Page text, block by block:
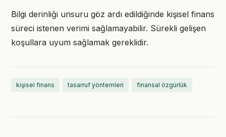
Bilgi derinliği unsuru göz ardı edildiğinde kişisel finans
süreci istenen verimi sağlamayabilir. Sürekli gelişen
koşullara uyum sağlamak gereklidir.
kişisel finans tasarruf yöntemleri finansal özgürlük